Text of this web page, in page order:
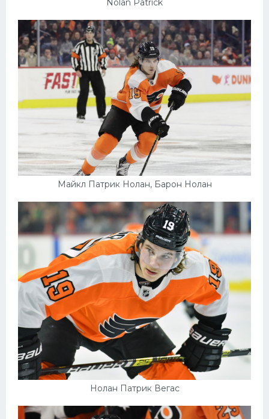
Nolan Patrick
Майкл Патрик Нолан, Барон Нолан
Нолан Патрик Вегас